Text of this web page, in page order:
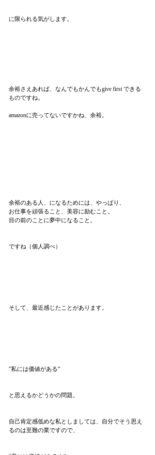
に限られる気がします。
余裕さえあれば、なんでもかんでもgive first できる
ものですね。
amazonに売ってないですかね、余裕。
余裕のある人、になるためには、やっぱり、
お仕事を頑張ること、美容に励むこと。
目の前のことに夢中になること。
ですね（個人調べ）
そして、最近感じたことがあります。
“私には価値がある“
と思えるかどうかの問題。
自己肯定感低めな私としましては、自分でそう思え
るのは至難の業ですので、